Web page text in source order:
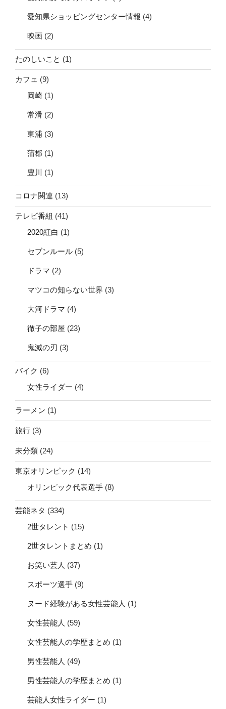
愛知県ショッピングセンター情報 (4)
映画 (2)
たのしいこと (1)
カフェ (9)
岡崎 (1)
常滑 (2)
東浦 (3)
蒲郡 (1)
豊川 (1)
コロナ関連 (13)
テレビ番組 (41)
2020紅白 (1)
セブンルール (5)
ドラマ (2)
マツコの知らない世界 (3)
大河ドラマ (4)
徹子の部屋 (23)
鬼滅の刃 (3)
バイク (6)
女性ライダー (4)
ラーメン (1)
旅行 (3)
未分類 (24)
東京オリンピック (14)
オリンピック代表選手 (8)
芸能ネタ (334)
2世タレント (15)
2世タレントまとめ (1)
お笑い芸人 (37)
スポーツ選手 (9)
ヌード経験がある女性芸能人 (1)
女性芸能人 (59)
女性芸能人の学歴まとめ (1)
男性芸能人 (49)
男性芸能人の学歴まとめ (1)
芸能人女性ライダー (1)